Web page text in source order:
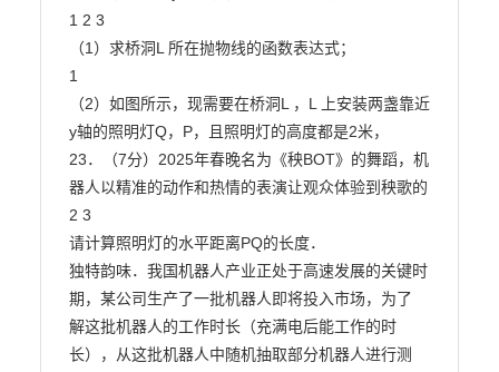
1 2 3
（1）求桥洞L 所在抛物线的函数表达式；
1
（2）如图所示，现需要在桥洞L ，L 上安装两盏靠近
y轴的照明灯Q，P，且照明灯的高度都是2米，
23．（7分）2025年春晚名为《秧BOT》的舞蹈，机
器人以精准的动作和热情的表演让观众体验到秧歌的
2 3
请计算照明灯的水平距离PQ的长度．
独特韵味．我国机器人产业正处于高速发展的关键时
期，某公司生产了一批机器人即将投入市场，为了
解这批机器人的工作时长（充满电后能工作的时
长），从这批机器人中随机抽取部分机器人进行测